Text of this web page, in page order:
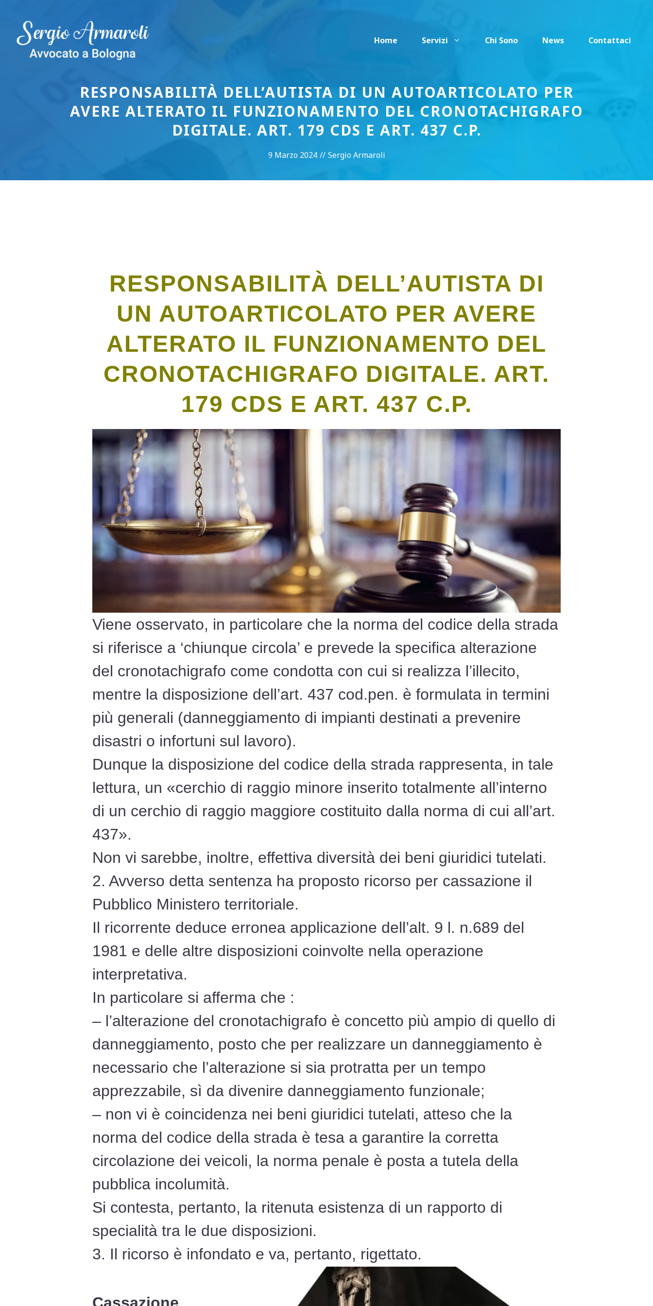
contenuto
Home
Servizi Chi Sono News Contattaci
RESPONSABILITÀ DELL’AUTISTA DI UN AUTOARTICOLATO PER
AVERE ALTERATO IL FUNZIONAMENTO DEL CRONOTACHIGRAFO
DIGITALE. ART. 179 CDS E ART. 437 C.P.
9 Marzo 2024 // Sergio Armaroli
RESPONSABILITÀ DELL’AUTISTA DI
UN AUTOARTICOLATO PER AVERE
ALTERATO IL FUNZIONAMENTO DEL
CRONOTACHIGRAFO DIGITALE. ART.
179 CDS E ART. 437 C.P.
Viene osservato, in particolare che la norma del codice della strada
si riferisce a ‘chiunque circola’ e prevede la specifica alterazione
del cronotachigrafo come condotta con cui si realizza l’illecito,
mentre la disposizione dell’art. 437 cod.pen. è formulata in termini
più generali (danneggiamento di impianti destinati a prevenire
disastri o infortuni sul lavoro).
Dunque la disposizione del codice della strada rappresenta, in tale
lettura, un «cerchio di raggio minore inserito totalmente all’interno
di un cerchio di raggio maggiore costituito dalla norma di cui all’art.
437».
Non vi sarebbe, inoltre, effettiva diversità dei beni giuridici tutelati.
2. Avverso detta sentenza ha proposto ricorso per cassazione il
Pubblico Ministero territoriale.
Il ricorrente deduce erronea applicazione dell’alt. 9 l. n.689 del
1981 e delle altre disposizioni coinvolte nella operazione
interpretativa.
In particolare si afferma che :
– l’alterazione del cronotachigrafo è concetto più ampio di quello di
danneggiamento, posto che per realizzare un danneggiamento è
necessario che l’alterazione si sia protratta per un tempo
apprezzabile, sì da divenire danneggiamento funzionale;
– non vi è coincidenza nei beni giuridici tutelati, atteso che la
norma del codice della strada è tesa a garantire la corretta
circolazione dei veicoli, la norma penale è posta a tutela della
pubblica incolumità.
Si contesta, pertanto, la ritenuta esistenza di un rapporto di
specialità tra le due disposizioni.
3. Il ricorso è infondato e va, pertanto, rigettato.